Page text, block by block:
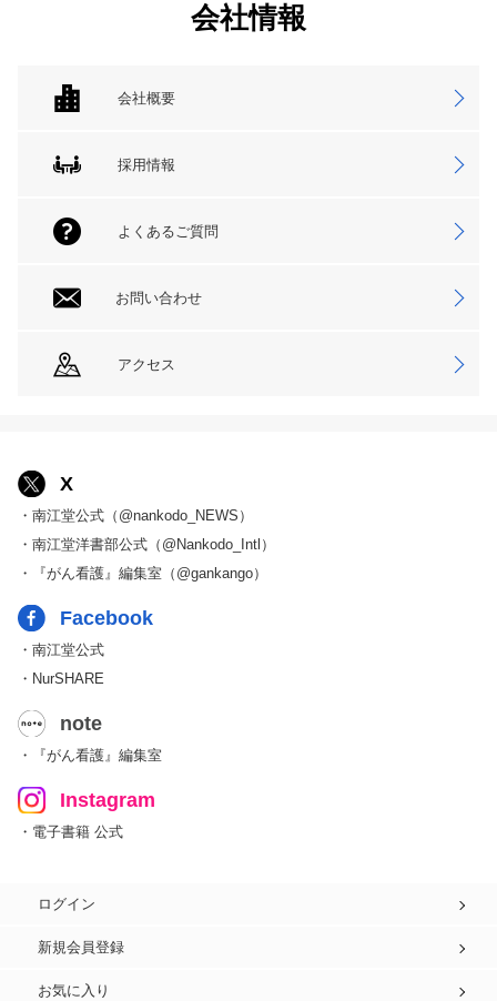
会社情報
会社概要
採用情報
よくあるご質問
お問い合わせ
アクセス
X
・南江堂公式（@nankodo_NEWS）
・南江堂洋書部公式（@Nankodo_Intl）
・『がん看護』編集室（@gankango）
Facebook
・南江堂公式
・NurSHARE
note
・『がん看護』編集室
Instagram
・電子書籍 公式
ログイン
新規会員登録
お気に入り